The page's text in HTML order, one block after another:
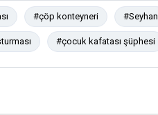
#çöp konteyneri #Seyhan
#çocuk kafatası şüphesi